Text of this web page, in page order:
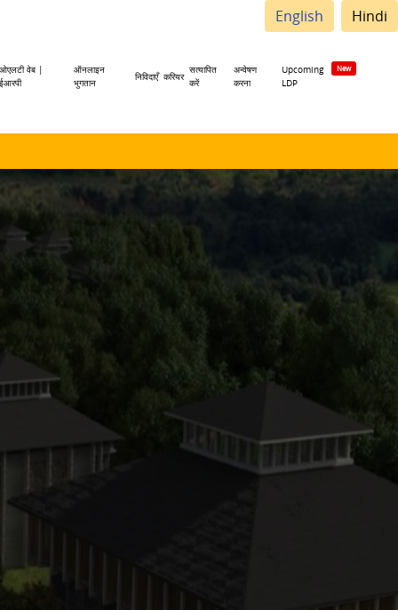
English Hindi
ओएलटी वेब |
ईआरपी
ऑनलाइन
भुगतान
निविदाएँ करियर
सत्यापित
करें
अन्वेषण
करना
Upcoming
LDP